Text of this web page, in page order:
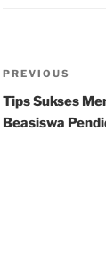
Post
Previous
Post
PREVIOUS
Tips Sukses
Beasiswa